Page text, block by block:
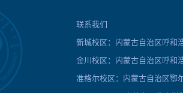
联系我们
新城校区：内蒙古自治区呼
金川校区：内蒙古自治区呼
准格尔校区：内蒙古自治区